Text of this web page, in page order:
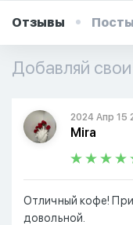
Отзывы Посты
Добавляй
2024 Апр 15
Mira
Отличный кофе!
довольной.